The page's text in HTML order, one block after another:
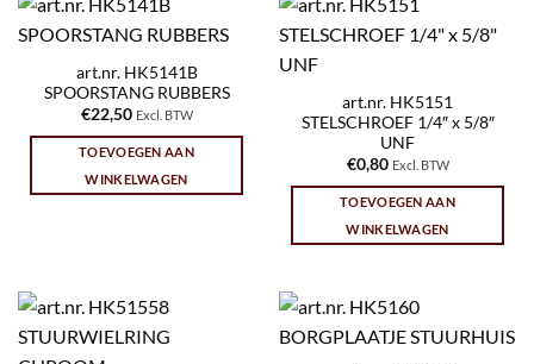
art.nr. HK5141B
SPOORSTANG RUBBERS
€22,50 Excl. BTW
TOEVOEGEN AAN
WINKELWAGEN
art.nr. HK5151
STELSCHROEF 1/4″ x 5/8″
UNF
€0,80 Excl. BTW
TOEVOEGEN AAN
WINKELWAGEN